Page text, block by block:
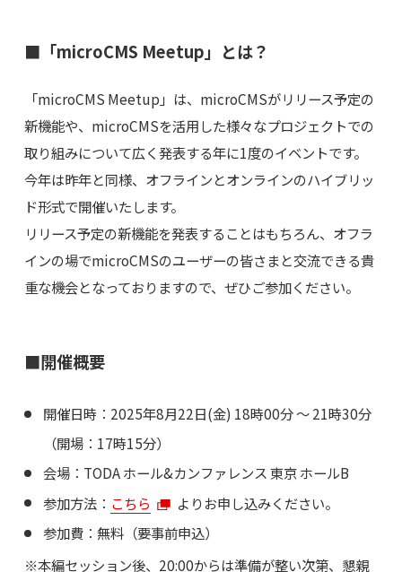
■「microCMS Meetup」とは？
「microCMS Meetup」は、microCMSがリリース予定の
新機能や、microCMSを活用した様々なプロジェクトでの
取り組みについて広く発表する年に1度のイベントです。
今年は昨年と同様、オフラインとオンラインのハイブリッ
ド形式で開催いたします。
リリース予定の新機能を発表することはもちろん、オフラ
インの場でmicroCMSのユーザーの皆さまと交流できる貴
重な機会となっておりますので、ぜひご参加ください。
■開催概要
開催日時：2025年8月22日(金) 18時00分 〜 21時30分
（開場：17時15分）
会場：TODA ホール&カンファレンス 東京 ホールB
参加方法： こちら
よりお申し込みください。
参加費：無料（要事前申込）
※本編セッション後、20:00からは準備が整い次第、懇親